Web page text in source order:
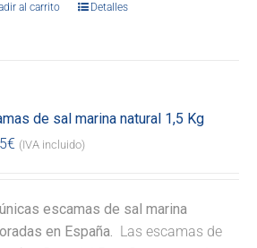
al carrito Detalles
de sal marina natural 1,5 Kg
€ (IVA incluido)
escamas de sal marina
en España. Las escamas de